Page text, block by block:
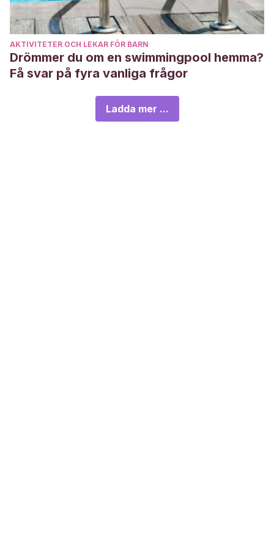
AKTIVITETER OCH LEKAR FÖR BARN
Drömmer du om en swimmingpool hemma?
Få svar på fyra vanliga frågor
Ladda mer ...